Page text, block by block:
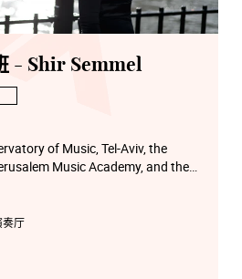
- Shir Semmel
of Music, Tel-Aviv, the
Music Academy, and the
厅